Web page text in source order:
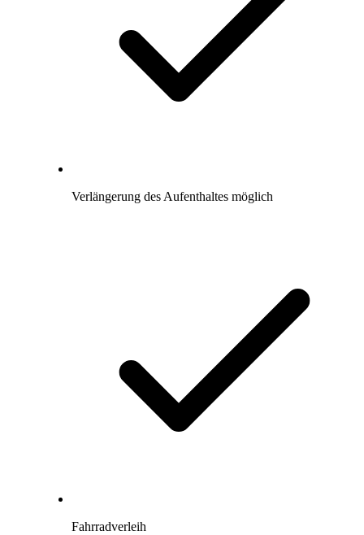
Verlängerung des Aufenthaltes möglich
Fahrradverleih